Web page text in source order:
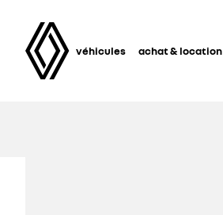
véhicules achat & location